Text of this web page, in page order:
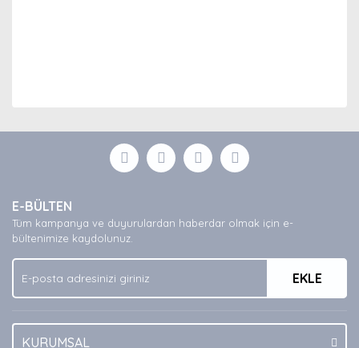
Yorum Yaz
formunu kullanarak tarafımıza iletebilirsiniz.
Görüş ve önerileriniz için teşekkür ederiz.
Ürün açıklamasında eksik bilgiler bulunuyor.
Ürün bilgilerinde hatalar bulunuyor.
Ürün fiyatı diğer sitelerden daha pahalı.
Bu ürüne benzer farklı alternatifler olmalı.
E-BÜLTEN
Tüm kampanya ve duyurulardan haberdar olmak için e-
bültenimize kaydolunuz.
EKLE
KURUMSAL